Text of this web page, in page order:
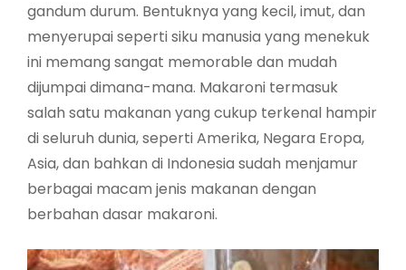
gandum durum. Bentuknya yang kecil, imut, dan
menyerupai seperti siku manusia yang menekuk
ini memang sangat memorable dan mudah
dijumpai dimana-mana. Makaroni termasuk
salah satu makanan yang cukup terkenal hampir
di seluruh dunia, seperti Amerika, Negara Eropa,
Asia, dan bahkan di Indonesia sudah menjamur
berbagai macam jenis makanan dengan
berbahan dasar makaroni.